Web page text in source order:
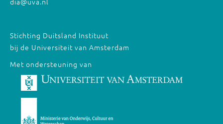
Stichting Duitsland Instituut
bij de Universiteit van Amsterdam
Met ondersteuning van